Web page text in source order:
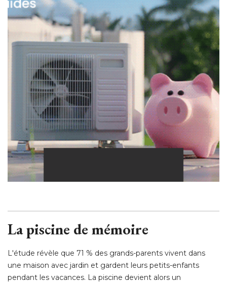
La piscine de mémoire
L'étude révèle que 71 % des grands-parents vivent dans
une maison avec jardin et gardent leurs petits-enfants
pendant les vacances. La piscine devient alors un